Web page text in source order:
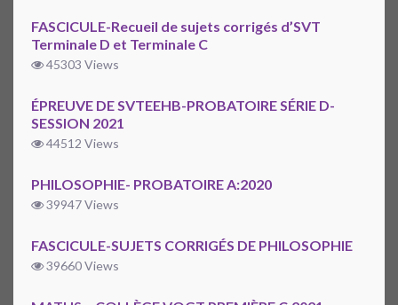
FASCICULE-Recueil de sujets corrigés d’SVT
Terminale D et Terminale C
45303 Views
ÉPREUVE DE SVTEEHB-PROBATOIRE SÉRIE D-
SESSION 2021
44512 Views
PHILOSOPHIE- PROBATOIRE A:2020
39947 Views
FASCICULE-SUJETS CORRIGÉS DE PHILOSOPHIE
39660 Views